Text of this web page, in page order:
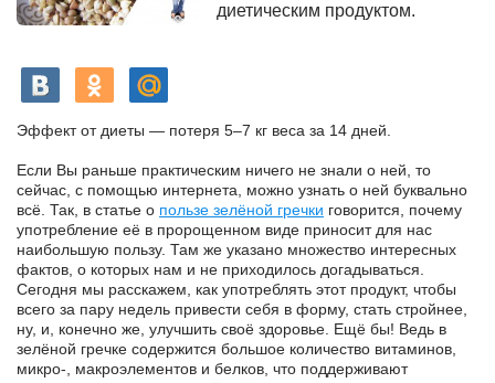
диетическим продуктом.
Эффект от диеты — потеря 5–7 кг веса за 14 дней.
Если Вы раньше практическим ничего не знали о ней, то
сейчас, с помощью интернета, можно узнать о ней буквально
всё. Так, в статье о пользе зелёной гречки говорится, почему
употребление её в пророщенном виде приносит для нас
наибольшую пользу. Там же указано множество интересных
фактов, о которых нам и не приходилось догадываться.
Сегодня мы расскажем, как употреблять этот продукт, чтобы
всего за пару недель привести себя в форму, стать стройнее,
ну, и, конечно же, улучшить своё здоровье. Ещё бы! Ведь в
зелёной гречке содержится большое количество витаминов,
микро-, макроэлементов и белков, что поддерживают